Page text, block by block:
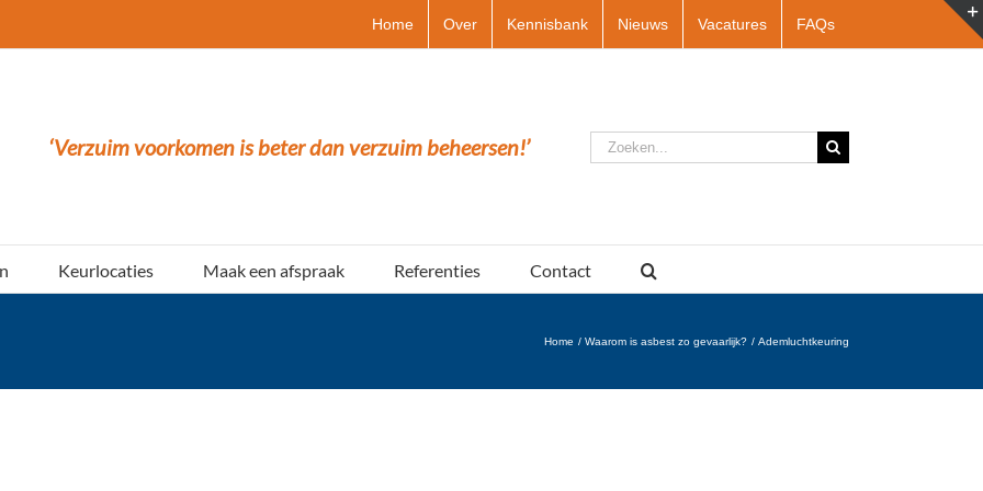
Home Over Kennisbank Nieuws Vacatures FAQs
‘Verzuim voorkomen is beter dan verzuim beheersen!’
Zoeken
naar:
Keurlocaties Maak een afspraak Referenties Contact
Home Waarom is asbest zo gevaarlijk? Ademluchtkeuring